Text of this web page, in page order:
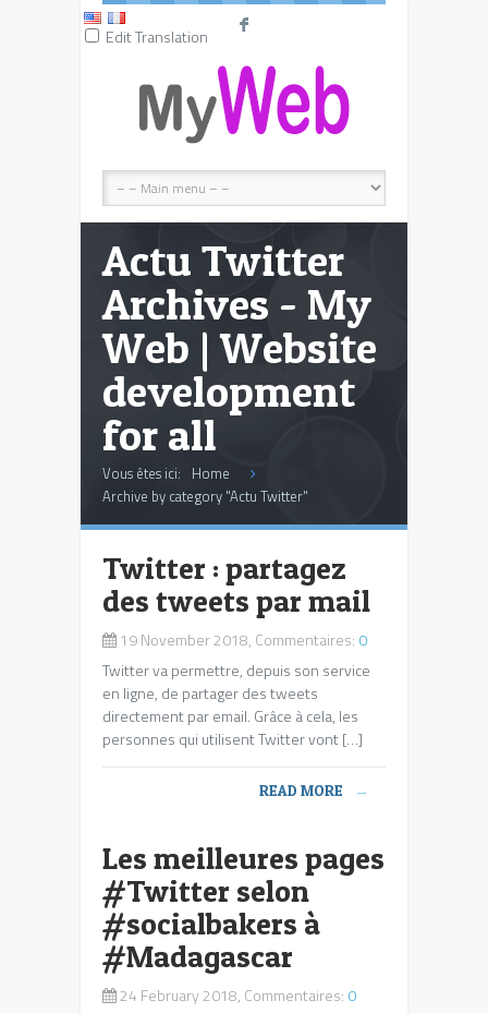
Edit Translation F
Actu Twitter
Archives - My
Web | Website
development
for all
Vous êtes ici: Home
Archive by category "Actu Twitter"
Twitter : partagez
des tweets par mail
19 November 2018, Commentaires: 0
Twitter va permettre, depuis son service
en ligne, de partager des tweets
directement par email. Grâce à cela, les
personnes qui utilisent Twitter vont […]
READ MORE →
Les meilleures pages
#Twitter selon
#socialbakers à
#Madagascar
24 February 2018, Commentaires: 0